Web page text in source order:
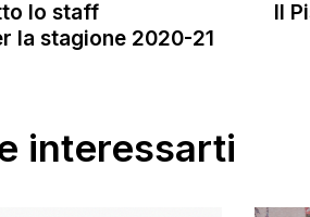
lo staff
la stagione 2020-21
Il
interessarti